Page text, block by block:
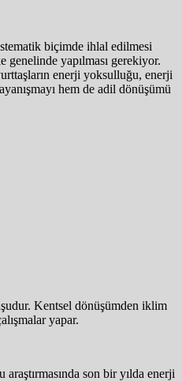
biçimde ihlal edilmesi
genelinde yapılması gerekiyor.
enerji yoksulluğu, enerji
hem de adil dönüşümü
Kentsel dönüşümden iklim
yapar.
son bir yılda enerji